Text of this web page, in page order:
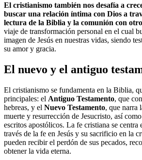
El cristianismo también nos desafía a
buscar una relación íntima con Dios a
lectura de la Biblia y la comunión con
viaje de transformación personal en el cual
imagen de Jesús en nuestras vidas, siendo
su amor y gracia.
El nuevo y el antiguo
El cristianismo se fundamenta en la Biblia,
principales: el Antiguo Testamento, que
hebreas, y el Nuevo Testamento, que narra
muerte y resurrección de Jesucristo, así
escritos apostólicos. La fe cristiana se centra
través de la fe en Jesús y su sacrificio en la
pueden recibir el perdón de sus pecados,
obtener la vida eterna.